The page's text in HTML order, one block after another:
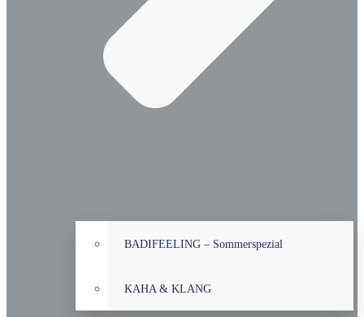
BADIFEELING – Sommerspezial
KAHA & KLANG